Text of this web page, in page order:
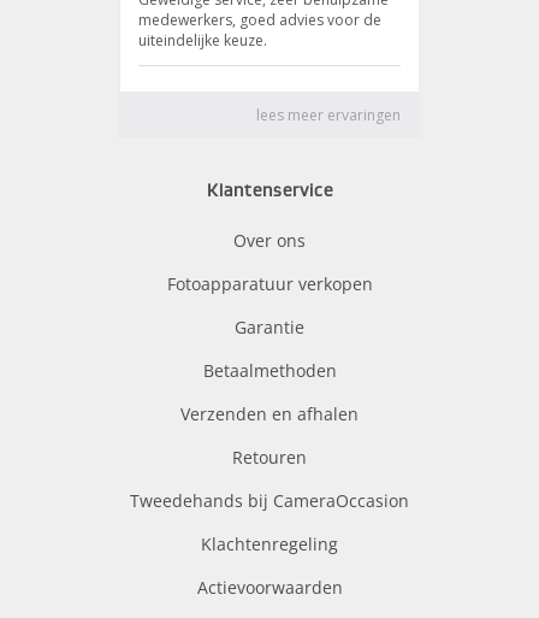
Klantenservice
Over ons
Fotoapparatuur verkopen
Garantie
Betaalmethoden
Verzenden en afhalen
Retouren
Tweedehands bij CameraOccasion
Klachtenregeling
Actievoorwaarden